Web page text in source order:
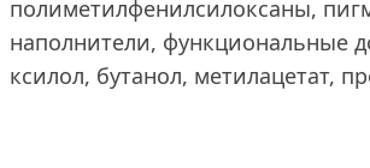
полиметилфенилсилоксаны,
наполнители, функциональные
ксилол, бутанол, метилацетат,